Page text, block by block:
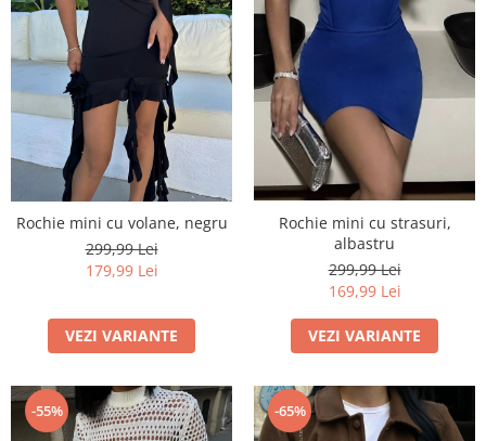
Rochie mini cu volane, negru
299,99 Lei
179,99 Lei
VEZI VARIANTE
Rochie mini cu strasuri,
albastru
299,99 Lei
169,99 Lei
VEZI VARIANTE
-55% -65%